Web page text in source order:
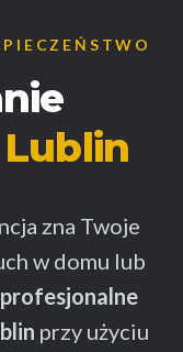
Lublin
zna Twoje
w domu lub
profesjonalne
przy użyciu